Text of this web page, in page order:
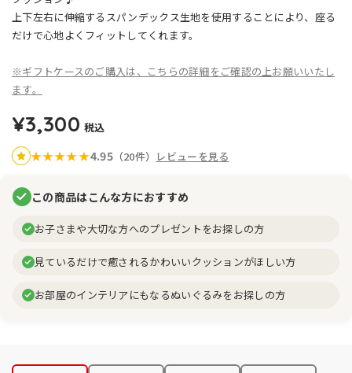
上下左右に伸縮するスパンデックス生地を使用することにより、座る
だけで心地よくフィットしてくれます。
※ギフトケースのご購入は、こちらの詳細をご確認の上お願いいたし
ます。
¥3,300 税込
★★★★★4.95（20件） レビューを見る
この商品はこんな方におすすめ
お子さまや大切な方へのプレゼントをお探しの方
見ているだけで癒されるかわいいクッションがほしい方
お部屋のインテリアにもなるぬいぐるみをお探しの方